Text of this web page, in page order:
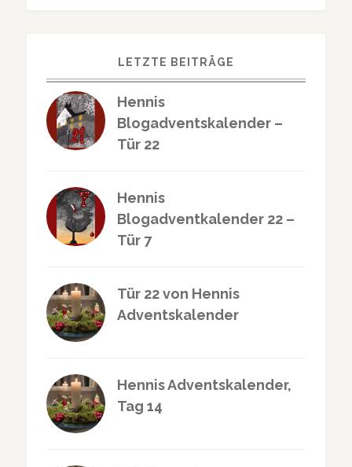
LETZTE BEITRÄGE
Hennis
Blogadventskalender –
Tür 22
Hennis
Blogadventkalender 22 –
Tür 7
Tür 22 von Hennis
Adventskalender
Hennis Adventskalender,
Tag 14